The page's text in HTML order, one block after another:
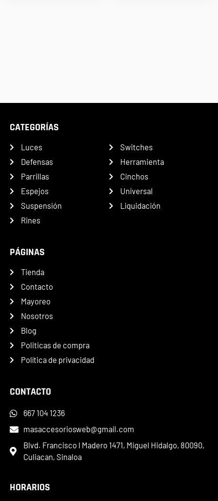
CATEGORÍAS
Luces
Defensas
Parrillas
Espejos
Suspensión
Rines
Switches
Herramienta
Cinchos
Universal
Liquidación
PÁGINAS
Tienda
Contacto
Mayoreo
Nosotros
Blog
Politicas de compra
Política de privacidad
CONTACTO
667 104 1236
masaccesoriosweb@gmail.com
Blvd. Francisco I Madero 1471, Miguel Hidalgo, 80090,
Culiacan, Sinaloa
HORARIOS